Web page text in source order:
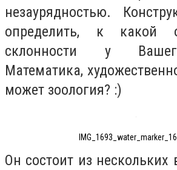
незаурядностью.
определить, к какой
склонности у
Математика,
может зоология? :)
Он состоит из нескольких